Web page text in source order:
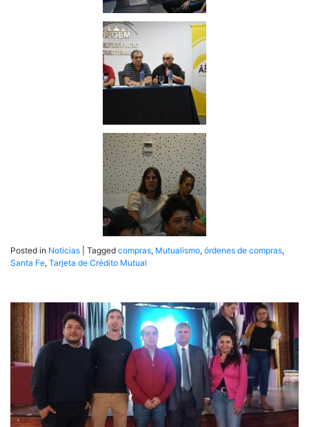
Posted in Noticias Tagged compras, Mutualismo, órdenes de compras,
Santa Fe, Tarjeta de Crédito Mutual